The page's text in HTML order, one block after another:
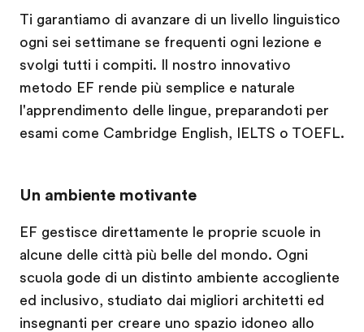
Ti garantiamo di avanzare di un livello linguistico
ogni sei settimane se frequenti ogni lezione e
svolgi tutti i compiti. Il nostro innovativo
metodo EF rende più semplice e naturale
l'apprendimento delle lingue, preparandoti per
esami come Cambridge English, IELTS o TOEFL.
Un ambiente motivante
EF gestisce direttamente le proprie scuole in
alcune delle città più belle del mondo. Ogni
scuola gode di un distinto ambiente accogliente
ed inclusivo, studiato dai migliori architetti ed
insegnanti per creare uno spazio idoneo allo